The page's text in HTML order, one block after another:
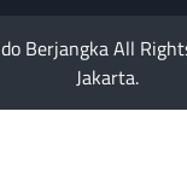
Berjangka All
Jakarta.